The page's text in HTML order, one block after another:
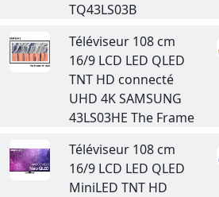
TQ43LS03B
Téléviseur 108 cm
16/9 LCD LED QLED
TNT HD connecté
UHD 4K SAMSUNG
43LS03HE The Frame
Téléviseur 108 cm
16/9 LCD LED QLED
MiniLED TNT HD